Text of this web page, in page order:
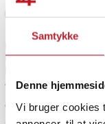
Samtykke
Denne
Vi bruger cookies
Ret godt, men næsten
Billedet er lidt
acceptabelt.
Oversat fra svensk•Se